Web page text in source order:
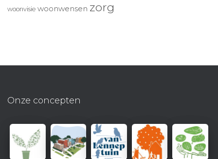
woonvisie woonwensen zorg
Onze concepten